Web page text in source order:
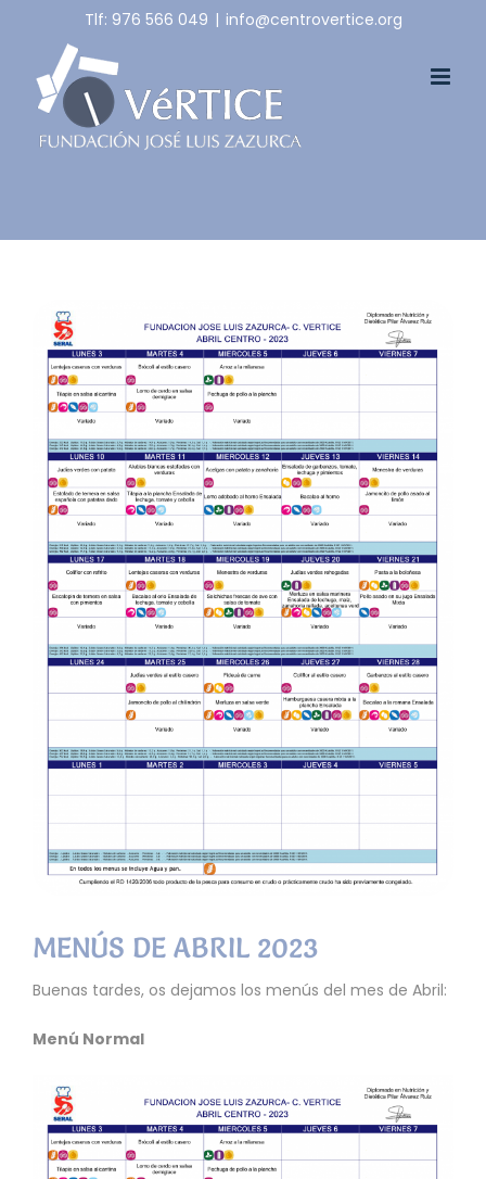
content
Tlf: 976 566 049 | info@centrovertice.org
View
Larger
Image
MENÚS DE ABRIL 2023
Buenas tardes, os dejamos los menús del mes de Abril:
Menú Normal